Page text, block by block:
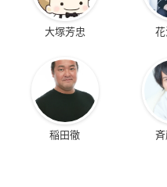
大塚芳忠
稲田徹